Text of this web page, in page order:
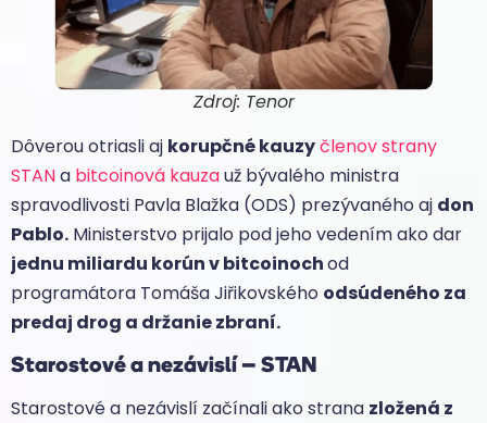
Zdroj: Tenor
Dôverou otriasli aj korupčné kauzyčlenov strany
STANa bitcoinová kauzauž bývalého ministra
spravodlivosti Pavla Blažka (ODS) prezývaného aj don
Pablo. Ministerstvo prijalo pod jeho vedením ako dar
jednu miliardu korún v bitcoinochod
programátora Tomáša Jiřikovského odsúdeného za
predaj drog a držanie zbraní.
Starostové a nezávislí – STAN
Starostové a nezávislí začínali ako strana zložená z